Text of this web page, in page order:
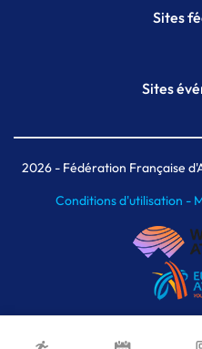
Sites
Sites
Meeting
MAIF
2026- Fédération Française
Conditions d'utilisation -